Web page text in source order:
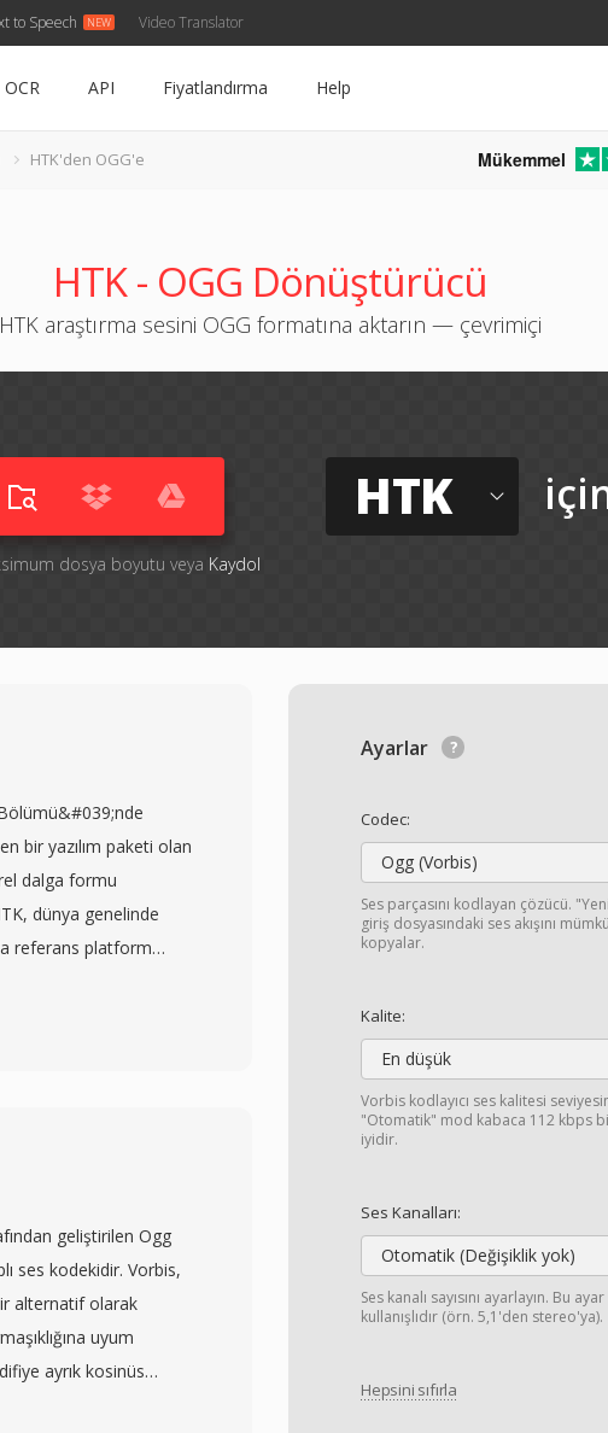
to Speech Video Translator
OCR API Fiyatlandırma Help
HTK'den OGG'e Mükemmel
HTK - OGG Dönüştürücü
HTK araştırma sesini OGG formatına aktarın — çevrimiçi
dosya boyutu veya Kaydol
HTK
Ayarlar
Codec:
Ogg (Vorbis)
Ses parçasını kodlayan çözücü.
giriş dosyasındaki ses akışını
kopyalar.
Kalite:
En düşük
Vorbis kodlayıcı ses kalitesi
"Otomatik" mod kabaca 112 kbps
iyidir.
Ses Kanalları:
Otomatik (Değişiklik yok)
Ses kanalı sayısını ayarlayın. Bu
kullanışlıdır (örn. 5,1'den stereo'ya).
Hepsini sıfırla
bir yazılım paketi olan
dalga formu
dünya genelinde
referans platform
izlemiştir. Her dosya,
hem kaynak sesi
dolgusu veya
Python veya
kolaylaştırır.
avantaj: HTK eğitim
belirsizliğini ortadan
veri derlemlerinde
geliştirilen Ogg
ses kodekidir. Vorbis,
alternatif olarak
uyum
ayrık kosinüs
testleri,